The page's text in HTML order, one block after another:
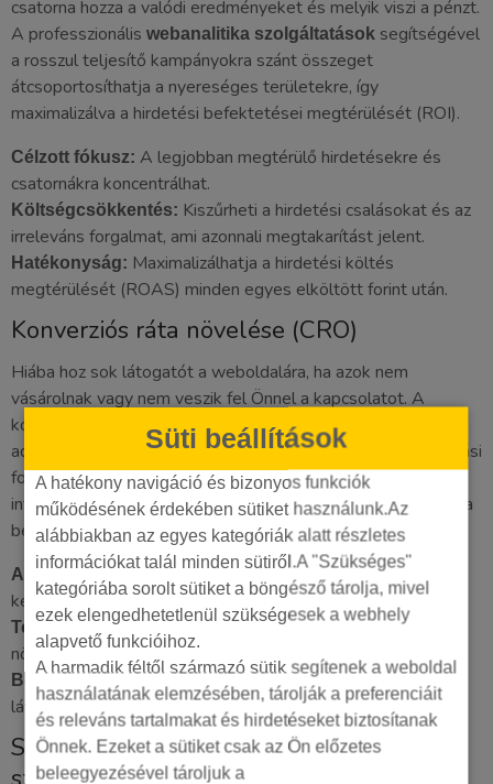
Süti beállítások
A hatékony navigáció és bizonyos funkciók
működésének érdekében sütiket használunk.Az
alábbiakban az egyes kategóriák alatt részletes
információkat talál minden sütiről.A "Szükséges"
kategóriába sorolt sütiket a böngésző tárolja, mivel
ezek elengedhetetlenül szükségesek a webhely
alapvető funkcióihoz.
A harmadik féltől származó sütik segítenek a weboldal
használatának elemzésében, tárolják a preferenciáit
és releváns tartalmakat és hirdetéseket biztosítanak
Önnek. Ezeket a sütiket csak az Ön előzetes
beleegyezésével tároljuk a
csatorna hozza a valódi eredményeket és melyik viszi a pénzt.
A professzionális webanalitika szolgáltatások segítségével
a rosszul teljesítő kampányokra szánt összeget
átcsoportosíthatja a nyereséges területekre, így
maximalizálva a hirdetési befektetései megtérülését (ROI).
Célzott fókusz: A legjobban megtérülő hirdetésekre és
csatornákra koncentrálhat.
Költségcsökkentés: Kiszűrheti a hirdetési csalásokat és az
irreleváns forgalmat, ami azonnali megtakarítást jelent.
Hatékonyság: Maximalizálhatja a hirdetési költés
megtérülését (ROAS) minden egyes elköltött forint után.
Konverziós ráta növelése (CRO)
Hiába hoz sok látogatót a weboldalára, ha azok nem
vásárolnak vagy nem veszik fel Önnel a kapcsolatot. A
konverzióoptimalizálás (CRO) pont itt segít. Az analitikai
adatok megmutatják, hol akadnak el a felhasználók a vásárlási
folyamatban, vagy miért hagyják el a kosarat. Ezen
információk birtokában célzott módosításokat végezhetünk a
bevétel növelése érdekében.
Akadálymentesítés: A vásárlási tölcsér szűk
keresztmetszeteinek azonosítása és megszüntetése.
Teljesítményjavítás:A landing oldalak hatékonyságának
növelése adatalapú teszteléssel.
Bevételnövelés:Magasabb árbevétel elérése a meglévő
látogatói bázisból, a hirdetési költségek növelése nélkül.
Stratégiai előny a versenytársakkal